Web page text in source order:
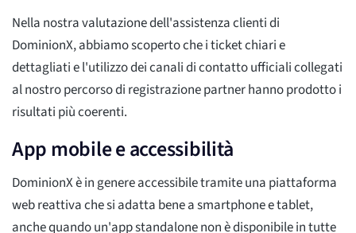
Nella nostra valutazione dell'assistenza clienti di
DominionX, abbiamo scoperto che i ticket chiari e
dettagliati e l'utilizzo dei canali di contatto ufficiali collegati
al nostro percorso di registrazione partner hanno prodotto i
risultati più coerenti.
App mobile e accessibilità
DominionX è in genere accessibile tramite una piattaforma
web reattiva che si adatta bene a smartphone e tablet,
anche quando un'app standalone non è disponibile in tutte